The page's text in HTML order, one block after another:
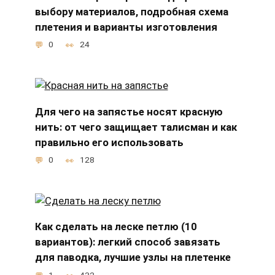
выбору материалов, подробная схема
плетения и варианты изготовления
0 24
Для чего на запястье носят красную
нить: от чего защищает талисман и как
правильно его использовать
0 128
Как сделать на леске петлю (10
вариантов): легкий способ завязать
для паводка, лучшие узлы на плетенке